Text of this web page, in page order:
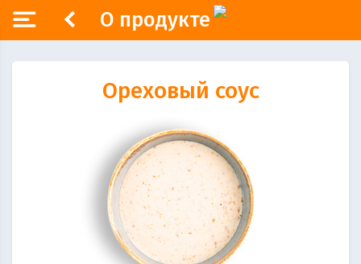
О продукте
Ореховый соус